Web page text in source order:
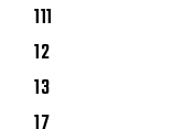
111
12
13